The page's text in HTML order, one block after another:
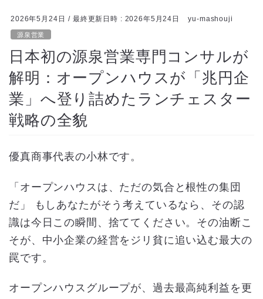
2026年5月24日 / 最終更新日時 : 2026年5月24日 yu-mashouji
源泉営業
日本初の源泉営業専門コンサルが
解明：オープンハウスが「兆円企
業」へ登り詰めたランチェスター
戦略の全貌
優真商事代表の小林です。
「オープンハウスは、ただの気合と根性の集団
だ」 もしあなたがそう考えているなら、その認
識は今日この瞬間、捨ててください。その油断こ
そが、中小企業の経営をジリ貧に追い込む最大の
罠です。
オープンハウスグループが、過去最高純利益を更